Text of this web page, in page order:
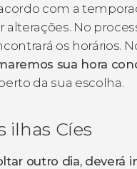
com a
alterações. No
os horários.
sua hora
da sua escolha.
ilhas Cíes
outro dia, deverá